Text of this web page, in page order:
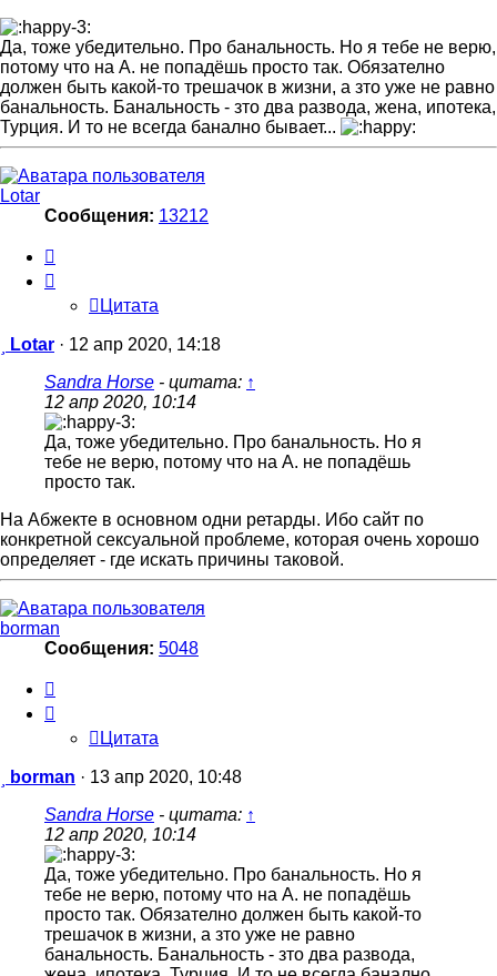
Да, тоже убедительно. Про банальность. Но я тебе не верю,
потому что на А. не попадёшь просто так. Обязателно
должен быть какой-то трешачок в жизни, а зто уже не равно
банальность. Банальность - зто два развода, жена, ипотека,
Турция. И то не всегда банално бывает...
Lotar
Сообщения: 13212
Цитата
Сообщение
Lotar · 12 апр 2020, 14:18
Sandra Horse - цитата: ↑
12 апр 2020, 10:14
Да, тоже убедительно. Про банальность. Но я
тебе не верю, потому что на А. не попадёшь
просто так.
На Абжекте в основном одни ретарды. Ибо сайт по
конкретной сексуальной проблеме, которая очень хорошо
определяет - где искать причины таковой.
borman
Сообщения: 5048
Цитата
Сообщение
borman · 13 апр 2020, 10:48
Sandra Horse - цитата: ↑
12 апр 2020, 10:14
Да, тоже убедительно. Про банальность. Но я
тебе не верю, потому что на А. не попадёшь
просто так. Обязателно должен быть какой-то
трешачок в жизни, а зто уже не равно
банальность. Банальность - зто два развода,